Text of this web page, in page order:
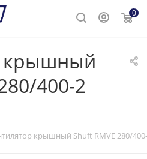
0
крышный
400-2
крышный Shuft RMVE 280/